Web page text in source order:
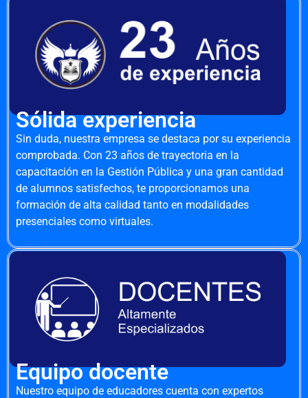
Sólida experiencia
Sin duda, nuestra empresa se destaca por su experiencia
comprobada. Con 23 años de trayectoria en la
capacitación en la Gestión Pública y una gran cantidad
de alumnos satisfechos, te proporcionamos una
formación de alta calidad tanto en modalidades
presenciales como virtuales.
Equipo docente
Nuestro equipo de educadores cuenta con expertos